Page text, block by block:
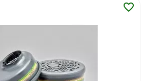
favorite_border